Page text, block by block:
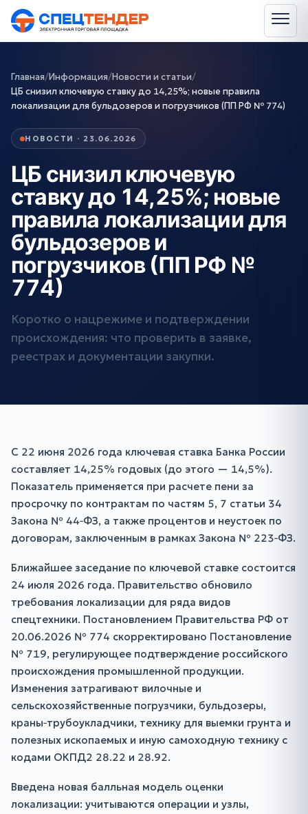
Главная/Информация/Новости и статьи/
ЦБ снизил ключевую ставку до 14,25%; новые правила
локализации для бульдозеров и погрузчиков (ПП РФ № 774)
НОВОСТИ · 23.06.2026
ЦБ снизил ключевую
ставку до 14,25%; новые
правила локализации для
бульдозеров и
погрузчиков (ПП РФ №
774)
Коротко о нацрежиме и подтверждении
происхождения: что проверить в заявке,
реестрах и документации закупки.
С 22 июня 2026 года ключевая ставка Банка России
составляет 14,25% годовых (до этого — 14,5%).
Показатель применяется при расчете пени за
просрочку по контрактам по частям 5, 7 статьи 34
Закона № 44‑ФЗ, а также процентов и неустоек по
договорам, заключенным в рамках Закона № 223‑ФЗ.
Ближайшее заседание по ключевой ставке состоится
24 июля 2026 года. Правительство обновило
требования локализации для ряда видов
спецтехники. Постановлением Правительства РФ от
20.06.2026 № 774 скорректировано Постановление
№ 719, регулирующее подтверждение российского
происхождения промышленной продукции.
Изменения затрагивают вилочные и
сельскохозяйственные погрузчики, бульдозеры,
краны‑трубоукладчики, технику для выемки грунта и
полезных ископаемых и иную самоходную технику с
кодами ОКПД2 28.22 и 28.92.
Введена новая балльная модель оценки
локализации: учитываются операции и узлы,